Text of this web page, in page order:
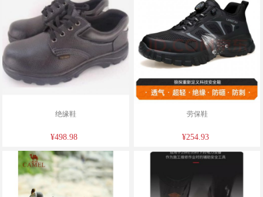
绝缘鞋
¥498.98
劳保鞋
¥254.93